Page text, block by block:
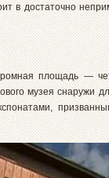
в достаточно
площадь —
музея снаружи